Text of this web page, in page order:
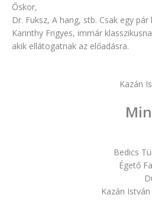
Őskor,
Dr. Fuksz, A hang, stb. Csak egy
Karinthy Frigyes, immár
akik ellátogatnak az előadásra.
Kazán
Bedics
Égető
Kazán